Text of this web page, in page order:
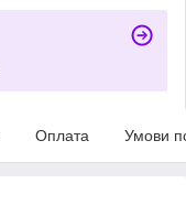
Оплата Умови